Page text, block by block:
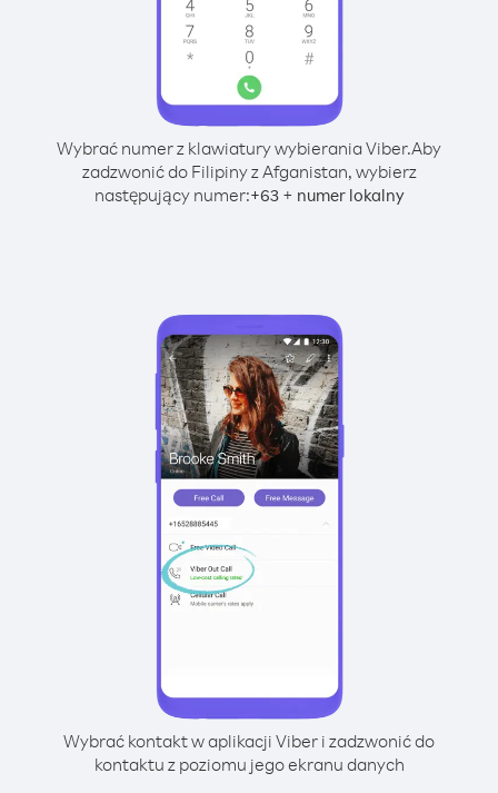
Wybrać numer z klawiatury wybierania Viber.Aby
zadzwonić do Filipiny z Afganistan, wybierz
następujący numer:+63+ numer lokalny
Wybrać kontakt w aplikacji Viber i zadzwonić do
kontaktu z poziomu jego ekranu danych